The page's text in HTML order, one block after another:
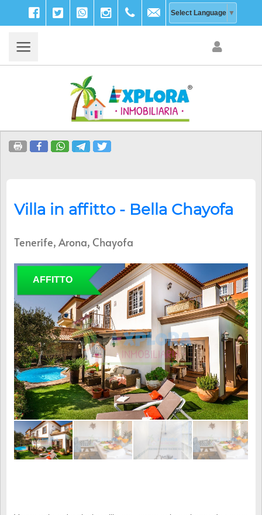
FacebookTwitter WhatsAppInstagram
+39
203
9756
info@explora-
Select Language ▼
Villa in affitto - Bella Chayofa
Tenerife, Arona, Chayofa
AFFITTO